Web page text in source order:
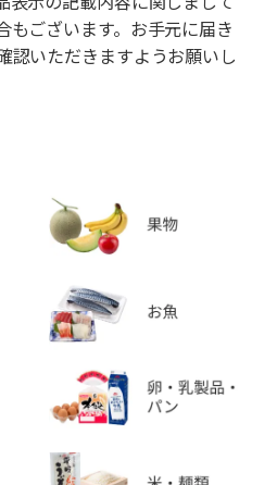
もございます。お手元に届き
認いただきますようお願いし